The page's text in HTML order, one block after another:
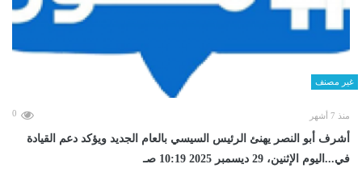
غير مصنف
منذ 7 أشهر 0
أشرف أبو النصر يهنئ الرئيس السيسي بالعام الجديد ويؤكد دعم القيادة
في...اليوم الإثنين، 29 ديسمبر 2025 10:19 صـ